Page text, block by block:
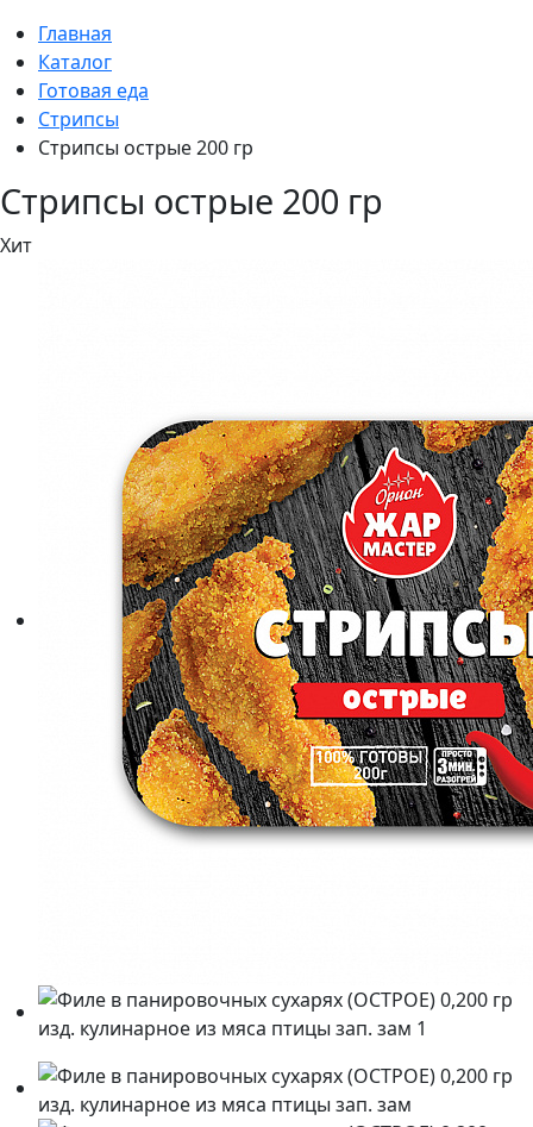
Главная
Каталог
Готовая еда
Стрипсы
Стрипсы острые 200 гр
Стрипсы острые 200 гр
Хит